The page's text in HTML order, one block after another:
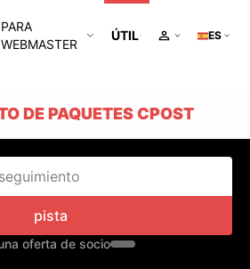
PARA
WEBMASTER
ÚTIL ES
DE PAQUETES CPOST
pista
oferta de socio